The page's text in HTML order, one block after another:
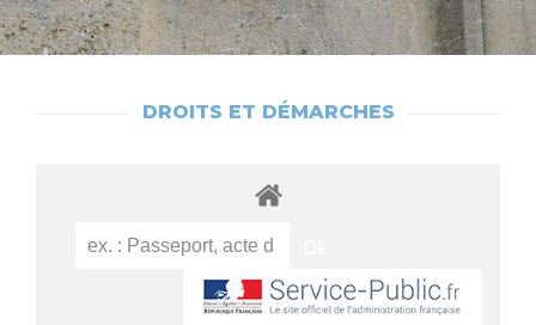
DROITS ET DÉMARCHES